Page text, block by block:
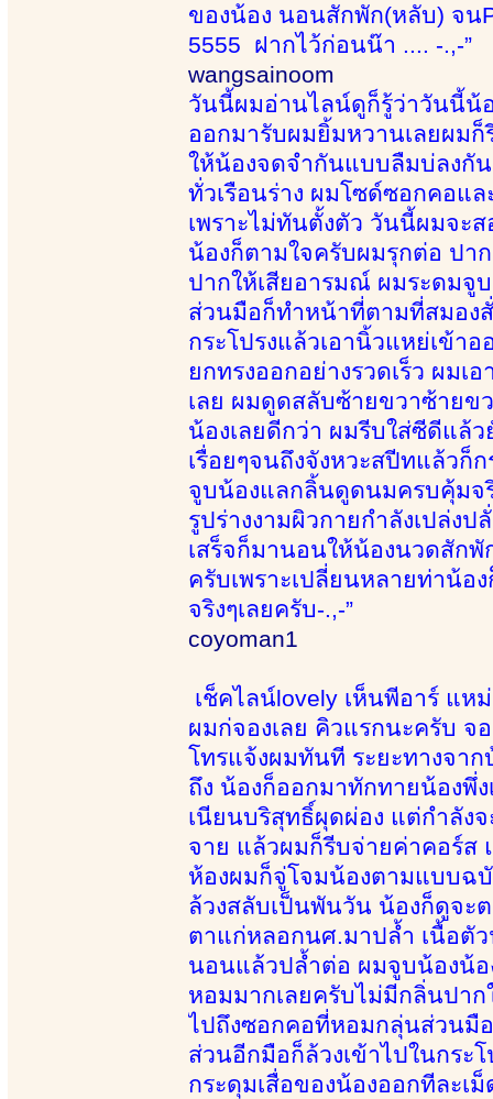
ของน้อง นอนสักพัก(หลับ) จน
5555 ฝากไว้ก่อนน๊า .... -.,-”
wangsainoom
วันนี้ผมอ่านไลน์ดูก็รู้ว่าวันนี้น้
ออกมารับผมยิ้มหวานเลยผม
ให้น้องจดจำกันแบบลืมบ่ลงกั
ทั่วเรือนร่าง ผมโซด์ซอกคอแ
เพราะไม่ทันตั้งตัว วันนี้ผมจะ
น้องก็ตามใจครับผมรุกต่อ ปา
ปากให้เสียอารมณ์ ผมระดมจู
ส่วนมือก็ทำหน้าที่ตามที่สมอง
กระโปรงแล้วเอานิ้วแหย่เข้า
ยกทรงออกอย่างรวดเร็ว ผม
เลย ผมดูดสลับซ้ายขวาซ้าย
น้องเลยดีกว่า ผมรีบใส่ซีดีแล้
เรื่อยๆจนถึงจังหวะสปีทแล้วก็
จูบน้องแลกลิ้นดูดนมครบคุ้มจ
รูปร่างงามผิวกายกำลังเปล่ง
เสร็จก็มานอนให้น้องนวดสัก
ครับเพราะเปลี่ยนหลายท่าน้
จริงๆเลยครับ-.,-”
coyoman1
เช็คไลน์lovely เห็นพีอาร์ แห
ผมก่จองเลย คิวแรกนะครับ จ
โทรแจ้งผมทันที ระยะทางจา
ถึง น้องก็ออกมาทักทายน้องพึ่
เนียนบริสุทธิ์ผุดผ่อง แต่กำลัง
จาย แล้วผมก็รีบจ่ายค่าคอร์ส
ห้องผมก็จู่โจมน้องตามแบบฉ
ล้วงสลับเป็นพันวัน น้องก็ดูจะ
ตาแก่หลอกนศ.มาปล้ำ เนื้อตัว
นอนแล้วปล้ำต่อ ผมจูบน้องน้อ
หอมมากเลยครับไม่มีกลิ่นปา
ไปถึงซอกคอที่หอมกลุ่นส่วนมื
ส่วนอีกมือก็ล้วงเข้าไปในกระ
กระดุมเสื่อของน้องออกทีละ